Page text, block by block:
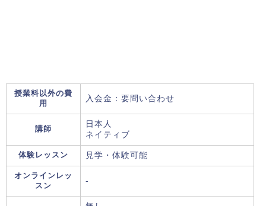
授業料以外の費
用
入会金：要問い合わせ
講師
日本人
ネイティブ
体験レッスン 見学・体験可能
オンラインレッ
スン
-